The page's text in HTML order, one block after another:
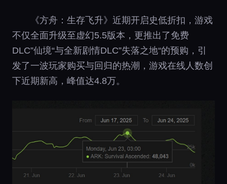
《方舟：生存飞升》近期开启史低折扣，游戏
不仅全面升级至虚幻5.5版本，更推出了免费
DLC”仙境“与全新剧情DLC”失落之地“的预购，引
发了一波玩家购买与回归的热潮，游戏在线人数创
下近期新高，峰值达4.8万。